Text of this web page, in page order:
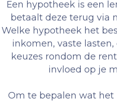
Een hypotheek is een
betaalt deze terug via
Welke hypotheek het
inkomen, vaste
keuzes rondom de
invloed op je
Om te bepalen wat het